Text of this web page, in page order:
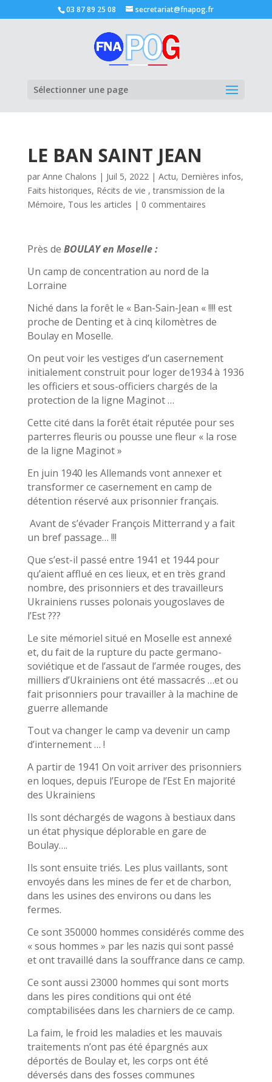
03 87 89 25 08 secretariat@fnapog.fr
Sélectionner une page
LE BAN SAINT JEAN
par Anne Chalons | Juil 5, 2022| Actu, Dernières infos,
Faits historiques, Récits de vie , transmission de la
Mémoire, Tous les articles | 0 commentaires
Près de BOULAY en Moselle :
Un camp de concentration au nord de la
Lorraine
Niché dans la forêt le « Ban-Sain-Jean « !!!! est
proche de Denting et à cinq kilomètres de
Boulay en Moselle.
On peut voir les vestiges d’un casernement
initialement construit pour loger de1934 à 1936
les officiers et sous-officiers chargés de la
protection de la ligne Maginot …
Cette cité dans la forêt était réputée pour ses
parterres fleuris ou pousse une fleur « la rose
de la ligne Maginot »
En juin 1940 les Allemands vont annexer et
transformer ce casernement en camp de
détention réservé aux prisonnier français.
Avant de s’évader François Mitterrand y a fait
un bref passage… !!!
Que s’est-il passé entre 1941 et 1944 pour
qu’aient afflué en ces lieux, et en très grand
nombre, des prisonniers et des travailleurs
Ukrainiens russes polonais yougoslaves de
l’Est ???
Le site mémoriel situé en Moselle est annexé
et, du fait de la rupture du pacte germano-
soviétique et de l’assaut de l’armée rouges, des
milliers d’Ukrainiens ont été massacrés …et ou
fait prisonniers pour travailler à la machine de
guerre allemande
Tout va changer le camp va devenir un camp
d’internement … !
A partir de 1941 On voit arriver des prisonniers
en loques, depuis l’Europe de l’Est En majorité
des Ukrainiens
Ils sont déchargés de wagons à bestiaux dans
un état physique déplorable en gare de
Boulay….
Ils sont ensuite triés. Les plus vaillants, sont
envoyés dans les mines de fer et de charbon,
dans les usines des environs ou dans les
fermes.
Ce sont 350000 hommes considérés comme des
« sous hommes » par les nazis qui sont passé
et ont travaillé dans la souffrance dans ce camp.
Ce sont aussi 23000 hommes qui sont morts
dans les pires conditions qui ont été
comptabilisées dans les charniers de ce camp.
La faim, le froid les maladies et les mauvais
traitements n’ont pas été épargnés aux
déportés de Boulay et, les corps ont été
déversés dans des fosses communes